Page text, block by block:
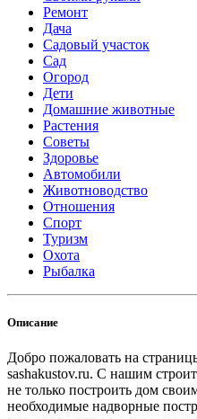
Ремонт
Дача
Садовый участок
Сад
Огород
Дети
Домашние животные
Растения
Советы
Здоровье
Автомобили
Животноводство
Отношения
Спорт
Туризм
Охота
Рыбалка
Описание
Добро пожаловать на
sashakustov.ru. С нашим
не только построить дом
необходимые надворные